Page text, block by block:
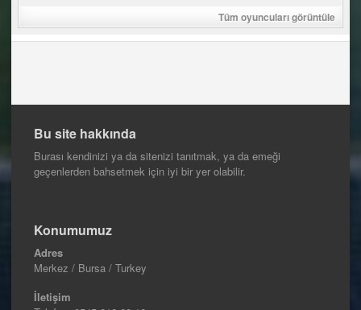
Tüm oyuncuları görüntüle
Bu site hakkında
Burası kendinizi ya da sitenizi tanıtmak, ya da emeği
geçenlerden bahsetmek için iyi bir yer olabilir.
Konumumuz
Adres
Merkez / Bursa / Turkey
İletişim